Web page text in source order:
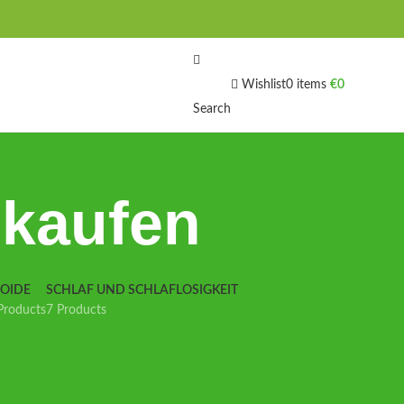
Search
Wishlist0 items €0
SCHLAF UND SCHLAFLOSIGKEIT
7 Products